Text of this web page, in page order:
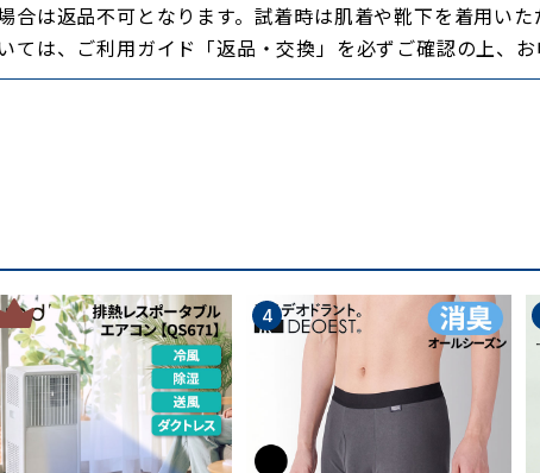
多くなりました。この財布は、従来の使いやすい財布
。また、今までにないユニークな発想で作られたスマート
合は返品不可となります。試着時は肌着や靴下を着用い
ては、ご利用ガイド「返品・交換」を必ずご確認の上、お
4